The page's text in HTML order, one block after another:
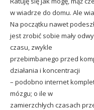
w wiadrze do domu. Ale
Na początku nawet
jest zrobić sobie mały
czasu, zwykle
przebimbanego przed
działania i koncentracji
– podobno internet
mózgu; o ile w
zamierzchłych czasach